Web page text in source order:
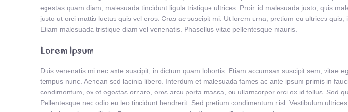
egestas quam diam, malesuada tincidunt ligula tristique ultrices. Proin id malesuada justo, quis
justo ut orci mattis luctus quis vel eros. Cras ac suscipit mi. Ut lorem urna, pretium eu ultrices quis,
Etiam malesuada tristique diam vel venenatis. Phasellus vitae pellentesque mauris.
Lorem Ipsum
Duis venenatis mi nec ante suscipit, in dictum quam lobortis. Etiam accumsan suscipit sem, vitae
tempus nunc. Aenean sed lacinia libero. Interdum et malesuada fames ac ante ipsum primis in
condimentum, ex et egestas ornare, eros arcu porta massa, eu ullamcorper orci ex id tellus. Sed
Pellentesque nec odio eu leo tincidunt hendrerit. Sed pretium condimentum nisl. Vestibulum